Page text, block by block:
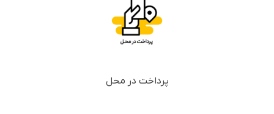
پرداخت در محل